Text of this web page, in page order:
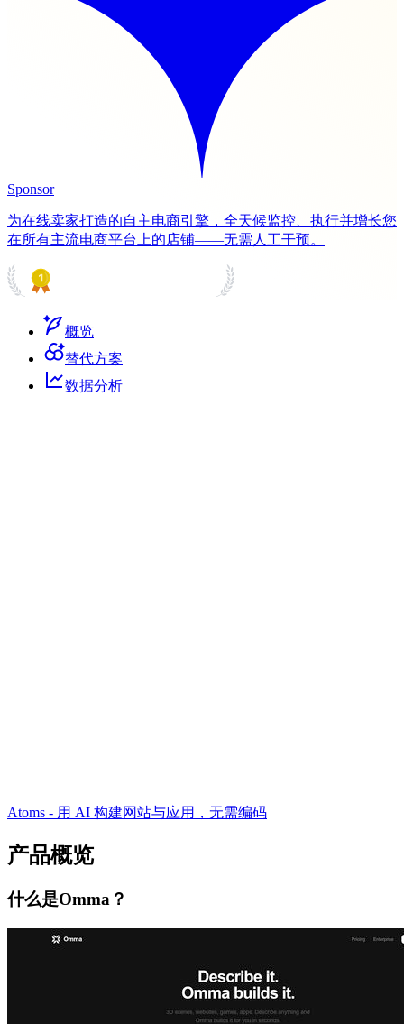
Sponsor
为在线卖家打造的自主电商引擎，全天候监控、执行并增长您
在所有主流电商平台上的店铺——无需人工干预。
概览
替代方案
数据分析
Atoms - 用 AI 构建网站与应用，无需编码
产品概览
什么是Omma？